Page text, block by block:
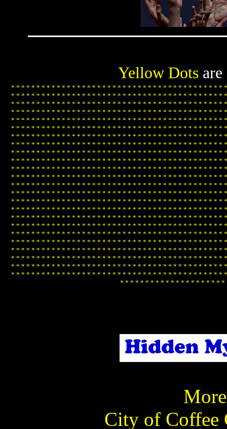
Yellow Dots
* * * * * * * * * * * * * * * * * * * * * * * * * * * * * * * * * * * * * * * * * *
* * * * * * * * * * * * * * * * * * * * * * * * * * * * * * * * * * * * * * * * * *
* * * * * * * * * * * * * * * * * * * * * * * * * * * * * * * * * * * * * * * * * *
* * * * * * * * * * * * * * * * * * * * * * * * * * * * * * * * * * * * * * * * * *
* * * * * * * * * * * * * * * * * * * * * * * * * * * * * * * * * * * * * * * * * *
* * * * * * * * * * * * * * * * * * * * * * * * * * * * * * * * * * * * * * * * * *
* * * * * * * * * * * * * * * * * * * * * * * * * * * * * * * * * * * * * * * * * *
* * * * * * * * * * * * * * * * * * * * * * * * * * * * * * * * * * * * * * * * * *
* * * * * * * * * * * * * * * * * * * * * * * * * * * * * * * * * * * * * * * * * *
* * * * * * * * * * * * * * * * * * * * * * * * * * * * * * * * * * * * * * * * * *
* * * * * * * * * * * * * * * * * * * * * * * * * * * * * * * * * * * * * * * * * *
* * * * * * * * * * * * * * * * * * * * * * * * * * * * * * * * * * * * * * * * * *
* * * * * * * * * * * * * * * * * * * * * * * * * * * * * * * * * * * * * * * * * *
* * * * * * * * * * * * * * * * * * * * * * * * * * * * * * * * * * * * * * * * * *
* * * * * * * * * * * * * * * * * * * * * * * * * * * * * * * * * * * * * * * * * *
* * * * * * * * * * * * * * * * * * * * * * * * * * * * * * * * * * * * * * * * * *
* * * * * * * * * * * * * * * * * * * * * * * * * * * * * * * * * * * * * * * * * *
* * * * * * * * * * * * * * * * * * * * * * * * * * * * * * * * * * * * * * * * * *
* * * * * * * * * * * * * * * * * * * * * * * * * * * * * * * * * * * * * * * * * *
* * * * * * * * * * * * * * * * * * * * * * * * * * * * * * * * * * * * * * * * * *
* * * * * * * * * * * * * * * * * * * * * * * * * * * * * * * * * * * * * * * * * *
* * * * * * * * * * * * * * * * * * * * * * * * * * * * * * * * * * * * * * * * * *
* * * * * * * * * * * * * * * * * * * * * * * * * * * * * * * * * * * * * * * * * *
* * * * * * * * * * * * * * * * * * * * * * * * * * * * * * * * * * * * * * * * * *
* * * * * * * * * * * * * * * * * * * * *
City of Coffee